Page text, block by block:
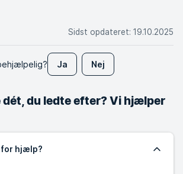
Sidst opdateret: 19.10.2025
Ja Nej
dét, du ledte efter? Vi hjælper
for hjælp?